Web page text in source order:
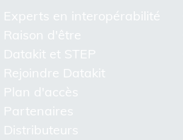
Experts en interopérabilité
Raison d'être
Datakit et STEP
Rejoindre Datakit
Plan d'accès
Partenaires
Distributeurs